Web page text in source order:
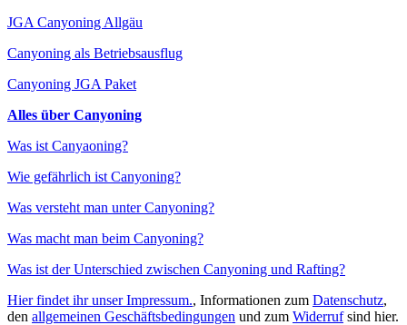
JGA Canyoning Allgäu
Canyoning als Betriebsausflug
Canyoning JGA Paket
Alles über Canyoning
Was ist Canyaoning?
Wie gefährlich ist Canyoning?
Was versteht man unter Canyoning?
Was macht man beim Canyoning?
Was ist der Unterschied zwischen Canyoning und Rafting?
Hier findet ihr unser Impressum., Informationen zum Datenschutz,
den allgemeinen Geschäftsbedingungen und zum Widerrufsind hier.